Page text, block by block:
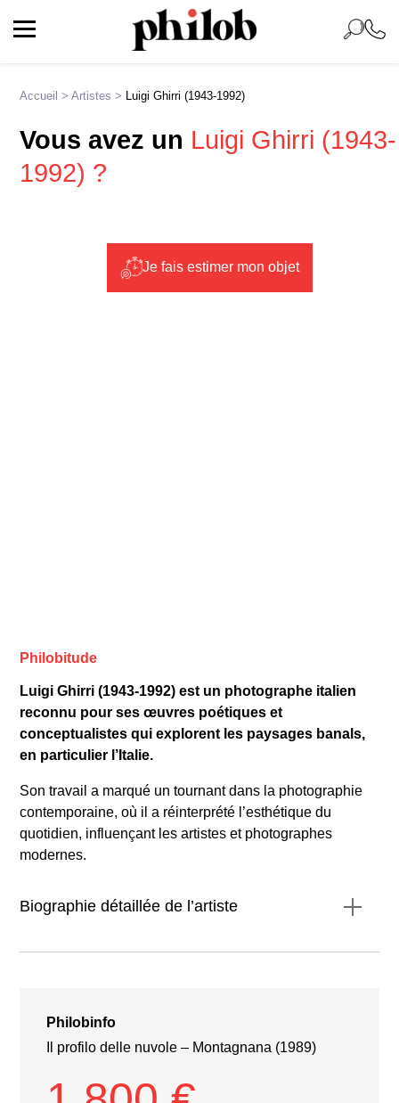
Accueil >Artistes > Luigi Ghirri (1943-1992)
Vous avez un Luigi Ghirri (1943-
1992) ?
Je fais estimer mon objet
Philobitude
Luigi Ghirri (1943-1992) est un photographe italien
reconnu pour ses œuvres poétiques et
conceptualistes qui explorent les paysages banals,
en particulier l’Italie.
Son travail a marqué un tournant dans la photographie
contemporaine, où il a réinterprété l’esthétique du
quotidien, influençant les artistes et photographes
modernes.
Biographie détaillée de l’artiste
Philobinfo
Il profilo delle nuvole – Montagnana (1989)